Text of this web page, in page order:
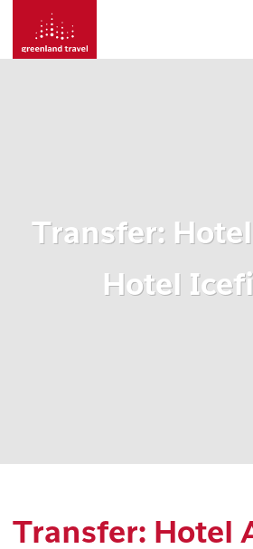
Transfer:
Hotel
Transfer: Hotel